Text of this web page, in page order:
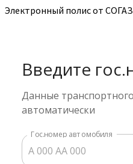
Электронный полис от СОГАЗ